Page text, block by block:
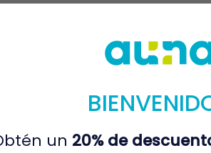
un 20% de